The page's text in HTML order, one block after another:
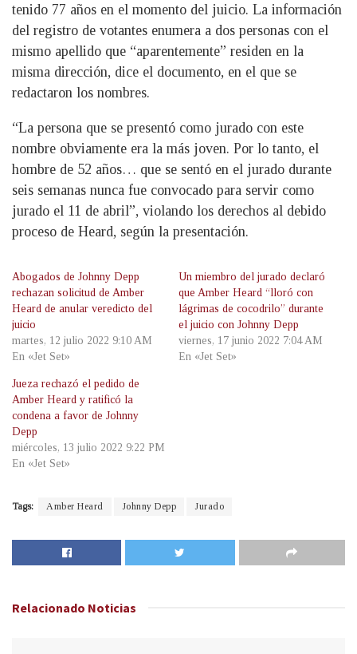
tenido 77 años en el momento del juicio. La información
del registro de votantes enumera a dos personas con el
mismo apellido que “aparentemente” residen en la
misma dirección, dice el documento, en el que se
redactaron los nombres.
“La persona que se presentó como jurado con este
nombre obviamente era la más joven. Por lo tanto, el
hombre de 52 años… que se sentó en el jurado durante
seis semanas nunca fue convocado para servir como
jurado el 11 de abril”, violando los derechos al debido
proceso de Heard, según la presentación.
Abogados de Johnny Depp
rechazan solicitud de Amber
Heard de anular veredicto del
juicio
martes, 12 julio 2022 9:10 AM
En «Jet Set»
Un miembro del jurado declaró
que Amber Heard “lloró con
lágrimas de cocodrilo” durante
el juicio con Johnny Depp
viernes, 17 junio 2022 7:04 AM
En «Jet Set»
Jueza rechazó el pedido de
Amber Heard y ratificó la
condena a favor de Johnny
Depp
miércoles, 13 julio 2022 9:22 PM
En «Jet Set»
Tags: Amber Heard Johnny Depp Jurado
Relacionado Noticias